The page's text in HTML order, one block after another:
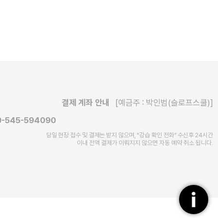
결제 계좌 안내
[예금주 : 박인범(슬로프스쿨)]
545-594090
당일 현장 접수 및 결제는 받지 않으며, “강습 확인 전화” 수신후 24시간
이내 전액 결제가 이뤄지지 않으면 자동 예약 취소 됩니다.